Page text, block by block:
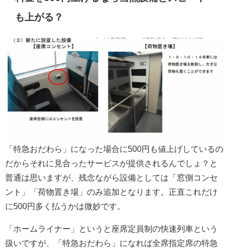
も上がる？
「特急おだわら」になった場合に500円も値上げしているの
だからそれに見合ったサービスが提供されるんでしょ？と
普通は思いますが、残念ながら設備としては「窓側コンセ
ント」「荷物置き場」のみ追加となります。正直これだけ
に500円多く払うかは微妙です。
「ホームライナー」というと座席定員制の快速列車という
扱いですが、「特急おだわら」になれば全席指定席の特急